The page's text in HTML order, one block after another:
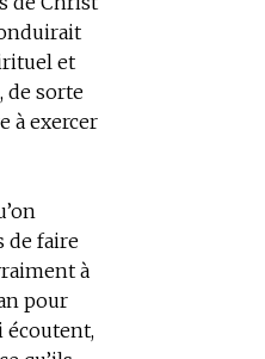
et
de sorte
à exercer
de faire
à
pour
écoutent,